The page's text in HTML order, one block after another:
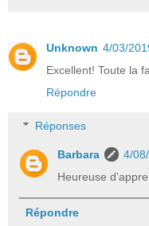
Unknown 4/03/
Excellent! Toute la
Répondre
Réponses
Barbara
4/
Heureuse
Répondre